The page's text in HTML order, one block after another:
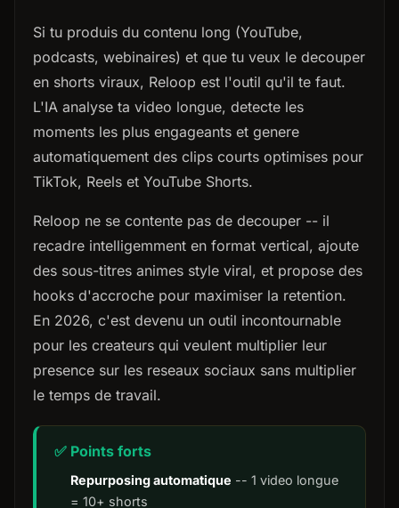
Si tu produis du contenu long (YouTube,
podcasts, webinaires) et que tu veux le decouper
en shorts viraux, Reloop est l'outil qu'il te faut.
L'IA analyse ta video longue, detecte les
moments les plus engageants et genere
automatiquement des clips courts optimises pour
TikTok, Reels et YouTube Shorts.
Reloop ne se contente pas de decouper -- il
recadre intelligemment en format vertical, ajoute
des sous-titres animes style viral, et propose des
hooks d'accroche pour maximiser la retention.
En 2026, c'est devenu un outil incontournable
pour les createurs qui veulent multiplier leur
presence sur les reseaux sociaux sans multiplier
le temps de travail.
✅ Points forts
Repurposing automatique -- 1 video longue
= 10+ shorts